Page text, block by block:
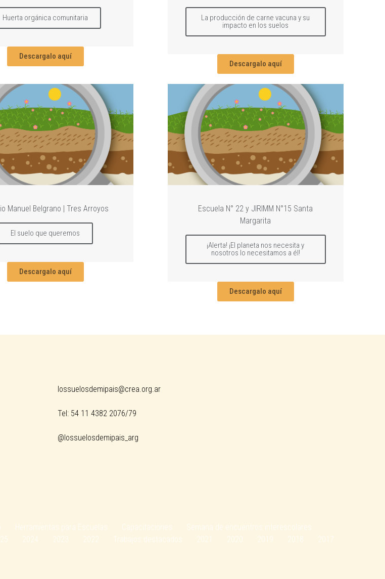
Huerta orgánica comunitaria
Descargalo aquí
La producción de carne vacuna y su
impacto en los suelos
Descargalo aquí
Manuel Belgrano | Tres Arroyos
El suelo que queremos
Descargalo aquí
Escuela N° 22 y JIRIMM N°15 Santa
Margarita
¡Alerta! ¡El planeta nos necesita y
nosotros lo necesitamos a él!
Descargalo aquí
lossuelosdemipais@crea.org.ar
Tel: 54 11 4382 2076/79
@lossuelosdemipais_arg
Herramientas para Escuelas Capacitaciones
Semana de encuentros interescolares
2024 2023 2022 Trabajos destacados 2021 2020 2019 2018
2017